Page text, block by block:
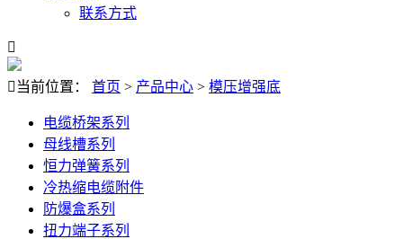
联系方式

 当前位置： 首页 > 产品中心 > 模压增强底
电缆桥架系列
母线槽系列
恒力弹簧系列
冷热缩电缆附件
防爆盒系列
扭力端子系列